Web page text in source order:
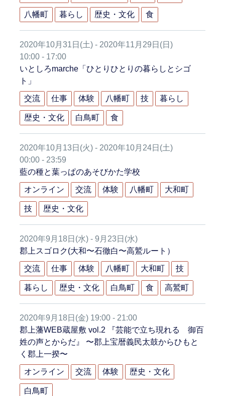
八幡町 暮らし 歴史・文化 食
2020年10月31日(土) - 2020年11月29日(日)
10:00 - 17:00
いとしろmarche「ひとりひとりの暮らしとシゴ
ト」
交流 仕事 体験 八幡町 技 暮らし
歴史・文化 白鳥町 食
2020年10月13日(火) - 2020年10月24日(土)
00:00 - 23:59
藍の種と葉っぱのあそびかた学校
オンライン 交流 体験 八幡町 大和町
技 歴史・文化
2020年9月18日(水) - 9月23日(水)
郡上スゴロク(大和〜石徹白〜高鷲ルート）
交流 仕事 体験 八幡町 大和町 技
暮らし 歴史・文化 白鳥町 食 高鷲町
2020年9月18日(金) 19:00 - 21:00
郡上藩WEB蔵屋敷 vol.2 『芸能で立ち現れる 御百
姓の声とからだ』 〜郡上宝暦義民太鼓からひもと
く郡上一揆〜
オンライン 交流 体験 歴史・文化
白鳥町